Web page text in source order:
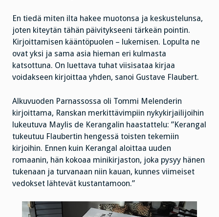
En tiedä miten ilta hakee muotonsa ja keskustelunsa,
joten kiteytän tähän päivitykseeni tärkeän pointin.
Kirjoittamisen kääntöpuolen – lukemisen. Lopulta ne
ovat yksi ja sama asia hieman eri kulmasta
katsottuna. On luettava tuhat viisisataa kirjaa
voidakseen kirjoittaa yhden, sanoi Gustave Flaubert.
Alkuvuoden Parnassossa oli Tommi Melenderin
kirjoittama, Ranskan merkittävimpiin nykykirjailijoihin
lukeutuva Maylis de Kerangalin haastattelu: ”Kerangal
tukeutuu Flaubertin hengessä toisten tekemiin
kirjoihin. Ennen kuin Kerangal aloittaa uuden
romaanin, hän kokoaa minikirjaston, joka pysyy hänen
tukenaan ja turvanaan niin kauan, kunnes viimeiset
vedokset lähtevät kustantamoon.”